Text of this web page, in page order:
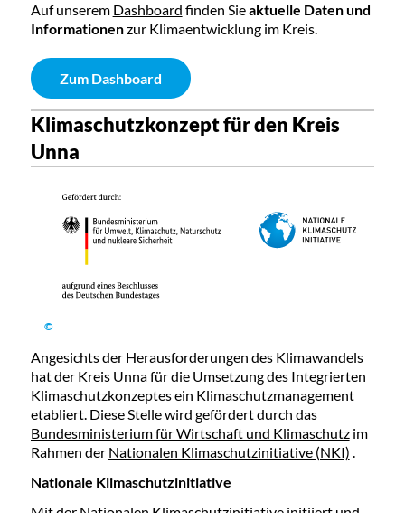
Auf unserem Dashboard finden Sieaktuelle Daten und
Informationenzur Klimaentwicklung im Kreis.
Zum Dashboard
Klimaschutzkonzept für den Kreis
Unna
©
Angesichts der Herausforderungen des Klimawandels
hat der Kreis Unna für die Umsetzung des Integrierten
Klimaschutzkonzeptes ein Klimaschutzmanagement
etabliert. Diese Stelle wird gefördert durch das
Bundesministerium für Wirtschaft und Klimaschutzim
Rahmen der Nationalen Klimaschutzinitiative (NKI) .
Nationale Klimaschutzinitiative